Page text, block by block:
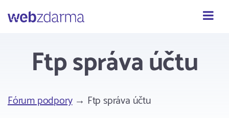
Webzdarma
Ftp správa účtu
Fórum podpory→ Ftp správa účtu